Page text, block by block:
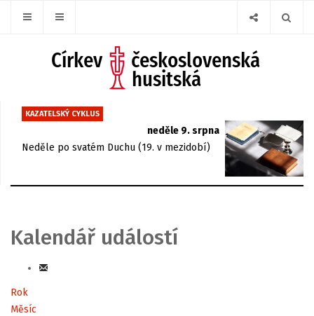
KAZATELSKÝ CYKLUS
neděle 9. srpna
Neděle po svatém Duchu (19. v mezidobí)
Kalendář událostí
Rok
Měsíc